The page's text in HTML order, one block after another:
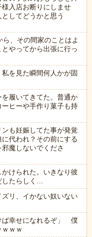
入店お断りにしませ
してどうかと思う
ら、その間家のことはよ
やってから出張に行っ
を見た瞬間何人かが固
履いてきてた。普通か
ヒーや手作り菓子も持
も妊娠してた事が発覚
代われ？その前にする
魔しないでくださ
けられた。いきなり彼
したらしく…
ズリ、イかない奴いない
ば幸せになれるぞ」 僕
ｗｗ